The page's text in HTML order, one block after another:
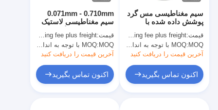
0.071mm - 0.710mm
سیم مغناطیسی لاستیک
لاستیک مس
قیمت:Copper price plus processing fee plus freight
MOQ:MOQ با توجه به اندازه مشخصات متفاوت است
آخرین قیمت را دریافت کنید
اکنون تماس بگیرید
سیم مغناطیسی مس گرد
پوشش داده شده با
درجه سه صفر نقص
قیمت:Copper price plus processing fee plus freight
MOQ:MOQ با توجه به اندازه مشخصات متفاوت است
آخرین قیمت را دریافت کنید
اکنون تماس بگیرید